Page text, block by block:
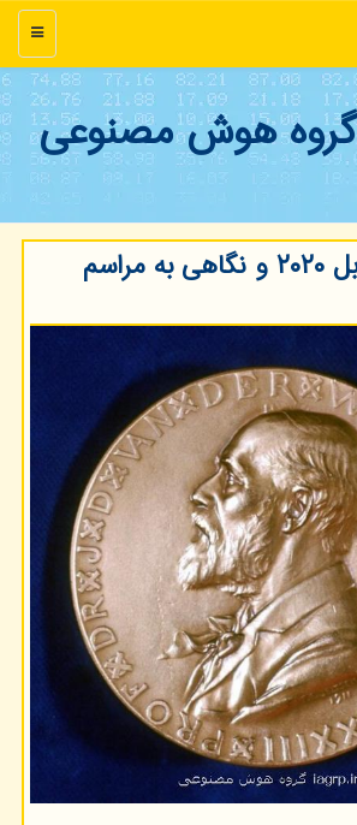
منو
گروه هوش مصنوعی
زمان مراسم نوبل ۲۰۲۰ و نگاهی به مراسم